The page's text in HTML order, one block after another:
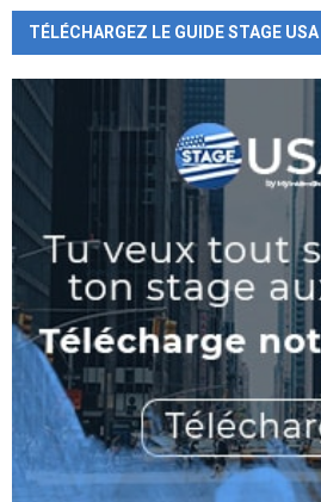
e
d
e
t
t
TÉLÉCHARGEZ LE GUIDE STAGE USA